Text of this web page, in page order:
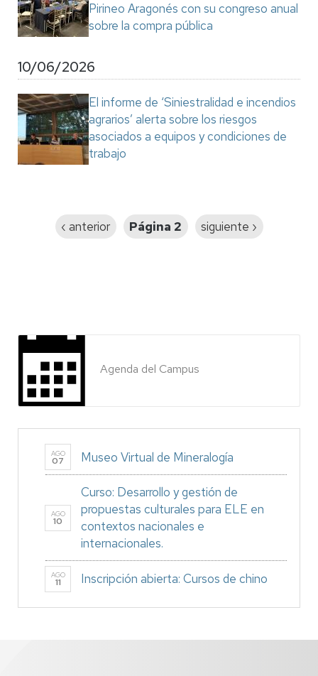
Pirineo Aragonés con su congreso anual
sobre la compra pública
10/06/2026
El informe de ‘Siniestralidad e incendios
agrarios’ alerta sobre los riesgos
asociados a equipos y condiciones de
trabajo
Página
‹ anterior Página 2
Siguiente
siguiente ›
Agenda del Campus
AGO
07 Museo Virtual de Mineralogía
AGO
10
Curso: Desarrollo y gestión de
propuestas culturales para ELE en
contextos nacionales e
internacionales.
AGO
11 Inscripción abierta: Cursos de chino